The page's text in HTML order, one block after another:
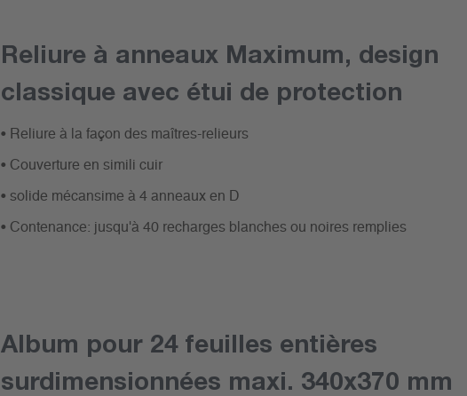
Reliure à anneaux Maximum, design
classique avec étui de protection
• Reliure à la façon des maîtres-relieurs
• Couverture en simili cuir
• solide mécansime à 4 anneaux en D
• Contenance: jusqu'à 40 recharges blanches ou noires remplies
Album pour 24 feuilles entières
surdimensionnées maxi. 340x370 mm